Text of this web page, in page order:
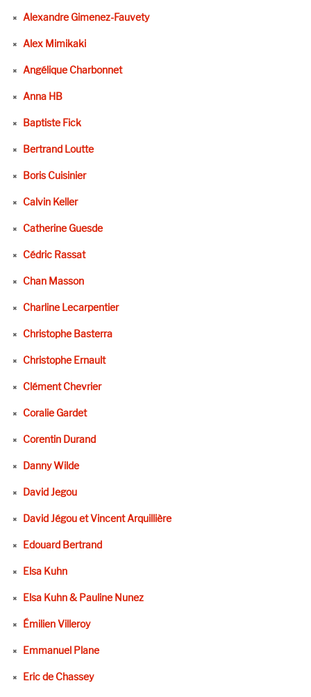
Alexandre Gimenez-Fauvety
Alex Mimikaki
Angélique Charbonnet
Anna HB
Baptiste Fick
Bertrand Loutte
Boris Cuisinier
Calvin Keller
Catherine Guesde
Cédric Rassat
Chan Masson
Charline Lecarpentier
Christophe Basterra
Christophe Ernault
Clément Chevrier
Coralie Gardet
Corentin Durand
Danny Wilde
David Jegou
David Jégou et Vincent Arquillière
Edouard Bertrand
Elsa Kuhn
Elsa Kuhn & Pauline Nunez
Émilien Villeroy
Emmanuel Plane
Eric de Chassey